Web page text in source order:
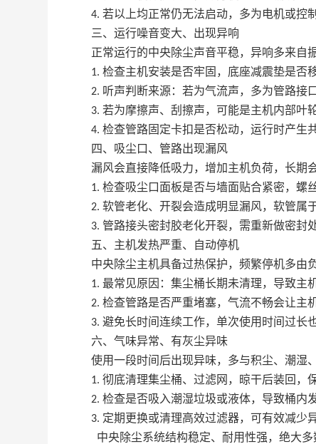
4. 若以上均正常仍无法启动，多为电机或控
三、运行噪音变大、出现异响
正常运行的中央除尘声音平稳，异响多来自
1. 检查主机安装是否牢固，底座减震垫是否
2. 听声判断来源：若为气流声，多为管路接
3. 若为摩擦声、刮擦声，可能是主机内部叶
4. 检查管路固定卡扣是否松动，运行时产生
四、吸尘口、管路出现漏风
漏风会直接降低吸力，增加主机负荷，长期
1. 检查吸尘口面板是否与墙面贴合紧密，螺
2. 软管老化、开裂会造成明显漏风，软管属
3. 管路接头密封胶老化开裂，需重新做密封
五、主机发热严重、自动停机
中央除尘主机具备过热保护，频繁停机多由
1. 最常见原因：集尘桶长期未清理，导致主
2. 检查管路是否严重堵塞，气流不畅会让主
3. 避免长时间连续工作，单次使用时间过长
六、气味异常、有灰尘异味
使用一段时间后出现异味，多与积尘、潮湿
1. 彻底清理集尘桶、过滤网，晾干后装回，
2. 检查是否吸入潮湿垃圾或液体，导致桶内
3. 定期更换或清理高效过滤器，可有效减少
中央除尘系统结构稳定、耐用性强，绝大